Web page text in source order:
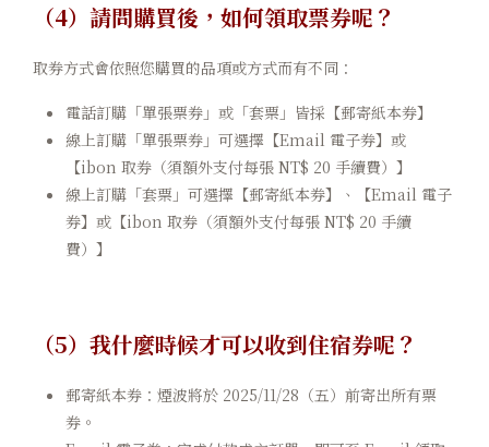
（4）請問購買後，如何領取票券呢？
取券方式會依照您購買的品項或方式而有不同：
電話訂購「單張票券」或「套票」皆採【郵寄紙本券】
線上訂購「單張票券」可選擇【Email 電子券】或
【ibon 取券（須額外支付每張 NT$ 20 手續費）】
線上訂購「套票」可選擇【郵寄紙本券】、【Email 電子
券】或【ibon 取券（須額外支付每張 NT$ 20 手續
費）】
（5）我什麼時候才可以收到住宿券呢？
郵寄紙本券：煙波將於 2025/11/28（五）前寄出所有票
券。